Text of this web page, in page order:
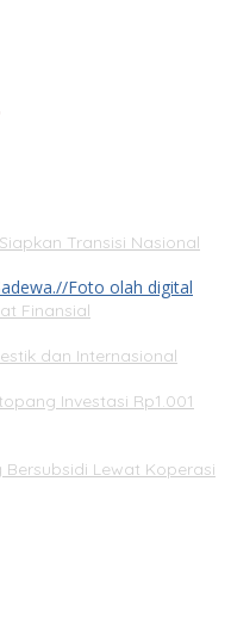
Transisi Nasional
Finansial
dan Internasional
Investasi Rp1.001
Lewat Koperasi